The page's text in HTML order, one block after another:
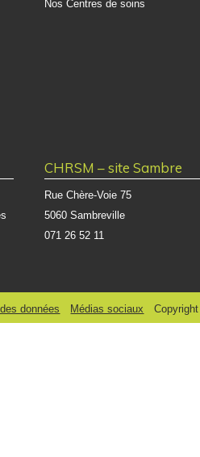
Nos Centres de soins
CHRSM – site Sambre
Rue Chère-Voie 75
5060 Sambreville
071 26 52 11
données Médias sociaux